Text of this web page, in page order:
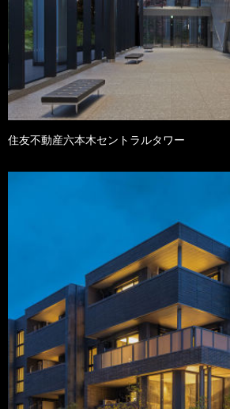
住友不動産六本木セントラルタワー